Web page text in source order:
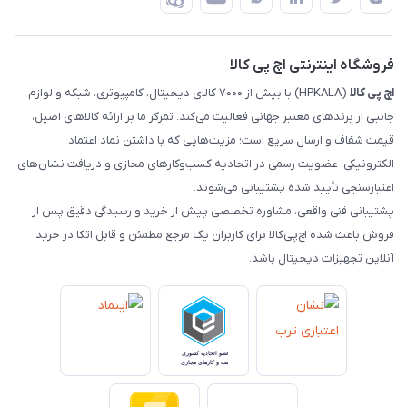
رهگیری مرسولات چاپار
رهگیری مرسولات ماهکس
تماس با ما
فروشگاه اینترنتی اچ پی کالا
اچ‌ پی‌ کالا
(HPKALA) با بیش از ۷۰۰۰ کالای دیجیتال، کامپیوتری، شبکه و لوازم
جانبی از برندهای معتبر جهانی فعالیت می‌کند. تمرکز ما بر ارائه کالاهای اصیل،
قیمت شفاف و ارسال سریع است؛ مزیت‌هایی که با داشتن نماد اعتماد
الکترونیکی، عضویت رسمی در اتحادیه کسب‌وکارهای مجازی و دریافت نشان‌های
اعتبارسنجی تأیید شده پشتیبانی می‌شوند.
پشتیبانی فنی واقعی، مشاوره تخصصی پیش از خرید و رسیدگی دقیق پس از
فروش باعث شده اچ‌پی‌کالا برای کاربران یک مرجع مطمئن و قابل اتکا در خرید
آنلاین تجهیزات دیجیتال باشد.